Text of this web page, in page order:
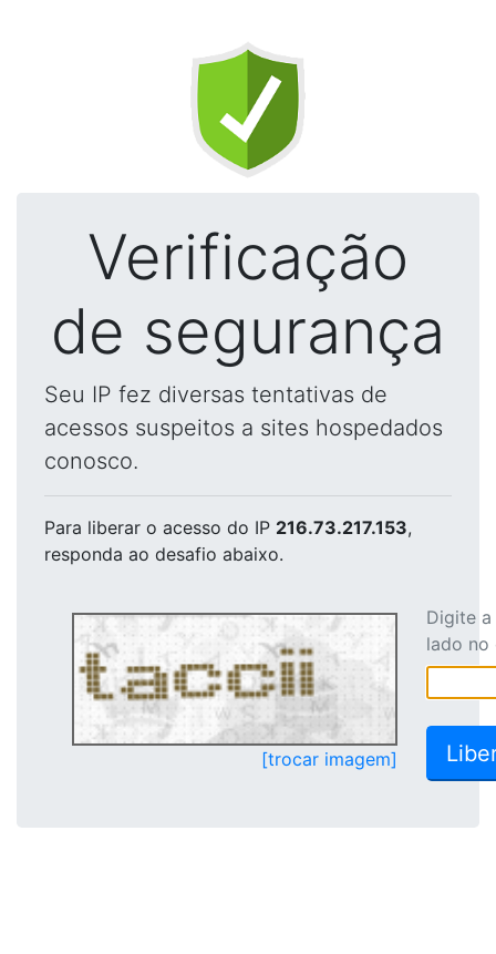
Verificação
de segurança
Seu IP fez diversas tentativas de
acessos suspeitos a sites hospedados
conosco.
Para liberar o acesso do IP 216.73.217.153,
responda ao desafio abaixo.
[trocar imagem]
Digite
lado no